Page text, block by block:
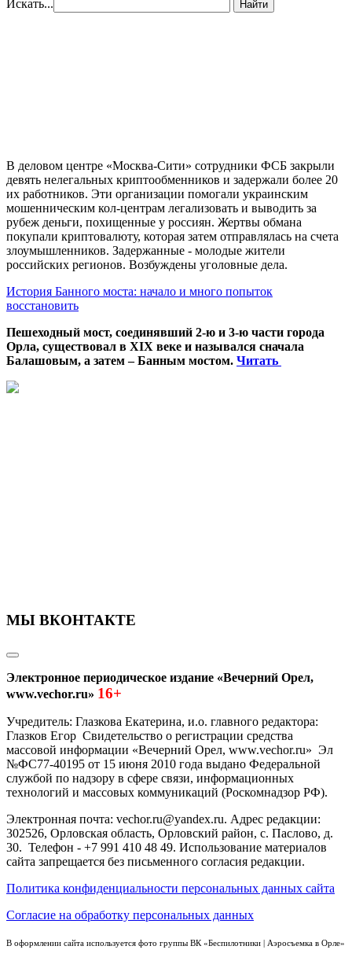
Искать... Найти
В деловом центре «Москва-Сити» сотрудники ФСБ закрыли
девять нелегальных криптообменников и задержали более 20
их работников. Эти организации помогали украинским
мошенническим кол-центрам легализовать и выводить за
рубеж деньги, похищенные у россиян. Жертвы обмана
покупали криптовалюту, которая затем отправлялась на счета
злоумышленников. Задержанные - молодые жители
российских регионов. Возбуждены уголовные дела.
История Банного моста: начало и много попыток
восстановить
Пешеходный мост, соединявший 2-ю и 3-ю части города
Орла, существовал в XIX веке и назывался сначала
Балашовым, а затем – Банным мостом. Читать
МЫ ВКОНТАКТЕ
Электронное периодическое издание «Вечерний Орел,
www.vechor.ru» 16+
Учредитель: Глазкова Екатерина, и.о. главного редактора:
Глазков Егор Свидетельство о регистрации средства
массовой информации «Вечерний Орел, www.vechor.ru» Эл
№ФС77-40195 от 15 июня 2010 года выдано Федеральной
службой по надзору в сфере связи, информационных
технологий и массовых коммуникаций (Роскомнадзор РФ).
Электронная почта: vechor.ru@yandex.ru. Адрес редакции:
302526, Орловская область, Орловский район, с. Паслово, д.
30. Телефон - +7 991 410 48 49. Использование материалов
сайта запрещается без письменного согласия редакции.
Политика конфиденциальности персональных данных сайта
Согласие на обработку персональных данных
В оформлении сайта используется фото группы ВК «Беспилотники | Аэросъемка в Орле»